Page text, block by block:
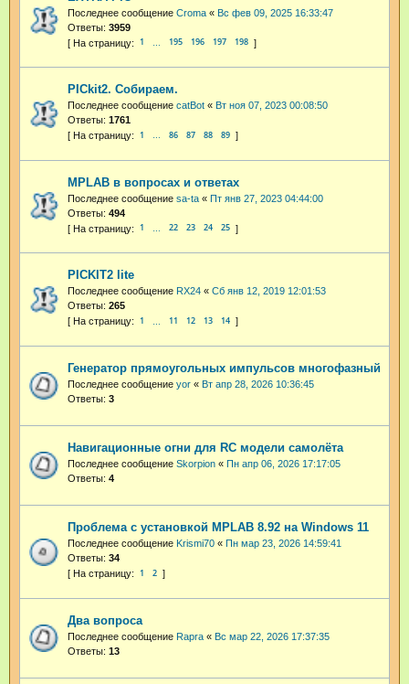
Последнее сообщение Croma « Вс фев 09, 2025 16:33:47
Ответы: 3959
1 195 196 197 198
PICkit2. Собираем.
Последнее сообщение catBot « Вт ноя 07, 2023 00:08:50
Ответы: 1761
1 … 86 87 88 89
MPLAB в вопросах и ответах
Последнее сообщение sa-ta « Пт янв 27, 2023 04:44:00
Ответы: 494
1 22 23 24 25
PICKIT2 lite
Последнее сообщение RX24 « Сб янв 12, 2019 12:01:53
Ответы: 265
1 11 12 13 14
Генератор прямоугольных импульсов многофазный
Последнее сообщение yor « Вт апр 28, 2026 10:36:45
Ответы: 3
Навигационные огни для RC модели самолёта
Последнее сообщение Skorpion « Пн апр 06, 2026 17:17:05
Ответы: 4
Проблема с установкой MPLAB 8.92 на Windows 11
Последнее сообщение Krismi70 « Пн мар 23, 2026 14:59:41
Ответы: 34
1 2
Два вопроса
Последнее сообщение Rapra « Вс мар 22, 2026 17:37:35
Ответы: 13